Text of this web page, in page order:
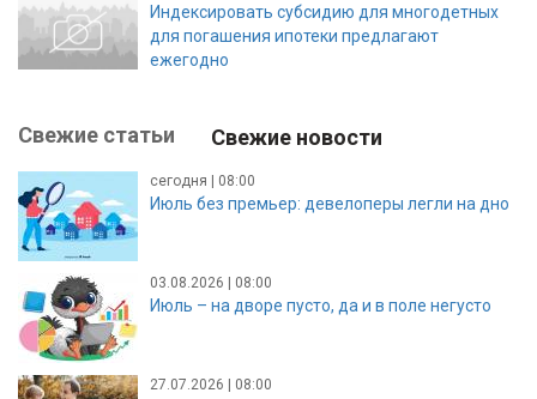
Индексировать субсидию для многодетных
для погашения ипотеки предлагают
ежегодно
Свежие статьи Свежие новости
сегодня | 08:00
Июль без премьер: девелоперы легли на дно
03.08.2026 | 08:00
Июль – на дворе пусто, да и в поле негусто
27.07.2026 | 08:00